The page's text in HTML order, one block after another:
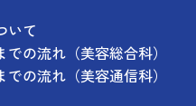
いて
の流れ（美容総合科）
の流れ（美容通信科）